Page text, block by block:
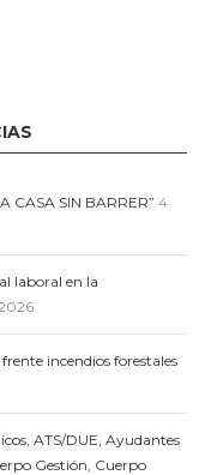
CASA SIN BARRER” 4
laboral en la
incendios forestales
ATS/DUE, Ayudantes
Gestión, Cuerpo